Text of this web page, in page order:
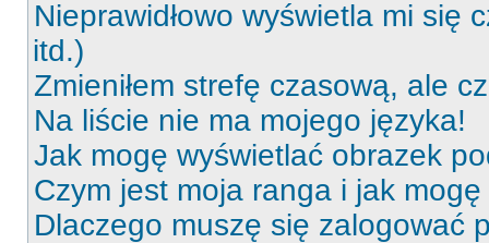
Nieprawidłowo wyświetla mi się
itd.)
Zmieniłem strefę czasową, ale
Na liście nie ma mojego języka!
Jak mogę wyświetlać obrazek
Czym jest moja ranga i jak
Dlaczego muszę się zalogować